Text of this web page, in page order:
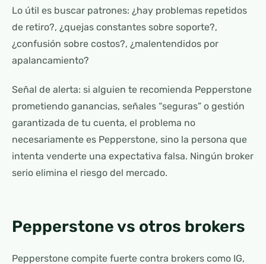
Lo útil es buscar patrones: ¿hay problemas repetidos
de retiro?, ¿quejas constantes sobre soporte?,
¿confusión sobre costos?, ¿malentendidos por
apalancamiento?
Señal de alerta: si alguien te recomienda Pepperstone
prometiendo ganancias, señales “seguras” o gestión
garantizada de tu cuenta, el problema no
necesariamente es Pepperstone, sino la persona que
intenta venderte una expectativa falsa. Ningún broker
serio elimina el riesgo del mercado.
Pepperstone vs otros brokers
Pepperstone compite fuerte contra brokers como IG,